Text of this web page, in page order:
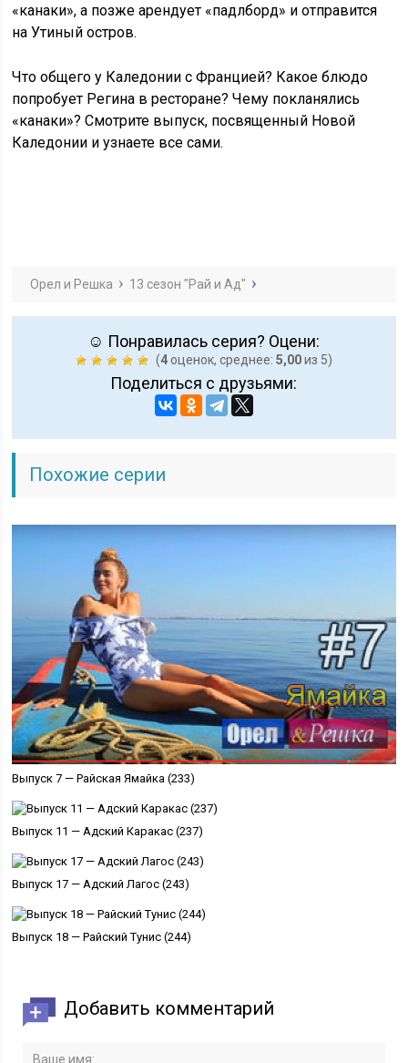
«канаки», а позже арендует «падлборд» и отправится
на Утиный остров.
Что общего у Каледонии с Францией? Какое блюдо
попробует Регина в ресторане? Чему покланялись
«канаки»? Смотрите выпуск, посвященный Новой
Каледонии и узнаете все сами.
Орел и Решка 13 сезон "Рай и Ад"
☺ Понравилась серия? Оцени:
(4оценок, среднее: 5,00из 5)
Поделиться с друзьями:
Похожие серии
Выпуск 7 — Райская Ямайка (233)
Выпуск 11 — Адский Каракас (237)
Выпуск 17 — Адский Лагос (243)
Выпуск 18 — Райский Тунис (244)
Добавить комментарий